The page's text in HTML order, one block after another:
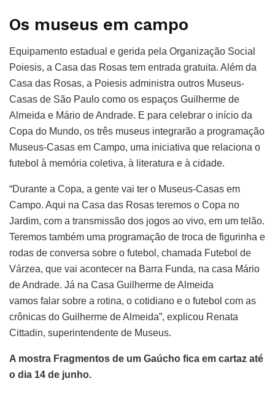
Os museus em campo
Equipamento estadual e gerida pela Organização Social
Poiesis, a Casa das Rosas tem entrada gratuita. Além da
Casa das Rosas, a Poiesis administra outros Museus-
Casas de São Paulo como os espaços Guilherme de
Almeida e Mário de Andrade. E para celebrar o início da
Copa do Mundo, os três museus integrarão a programação
Museus-Casas em Campo, uma iniciativa que relaciona o
futebol à memória coletiva, à literatura e à cidade.
“Durante a Copa, a gente vai ter o Museus-Casas em
Campo. Aqui na Casa das Rosas teremos o Copa no
Jardim, com a transmissão dos jogos ao vivo, em um telão.
Teremos também uma programação de troca de figurinha e
rodas de conversa sobre o futebol, chamada Futebol de
Várzea, que vai acontecer na Barra Funda, na casa Mário
de Andrade. Já na Casa Guilherme de Almeida
vamos falar sobre a rotina, o cotidiano e o futebol com as
crônicas do Guilherme de Almeida”, explicou Renata
Cittadin, superintendente de Museus.
A mostra Fragmentos de um Gaúcho fica em cartaz até
o dia 14 de junho.